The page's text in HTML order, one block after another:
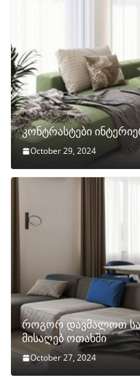
კონტრასტები
October 29, 2024
როგორ დავმალოთ
მისაღებ ოთახში
October 27, 2024